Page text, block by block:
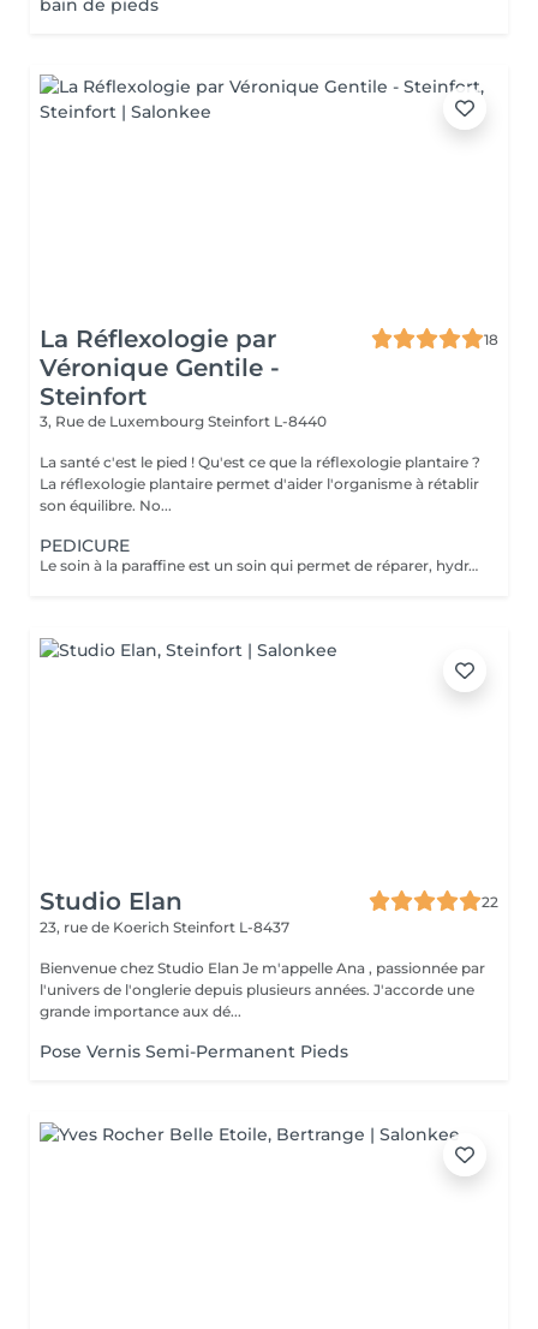
bain de pieds
La Réflexologie par
Véronique Gentile -
Steinfort
18
3, Rue de Luxembourg Steinfort L-8440
La santé c'est le pied ! Qu'est ce que la réflexologie plantaire ?
La réflexologie plantaire permet d'aider l'organisme à rétablir
son équilibre. No...
PEDICURE
Le soin à la paraffine est un soin qui permet de réparer, hydrater et adoucir les pieds déshydratés, abîmés et desséchés par les agressions extérieures.
Studio Elan
22
23, rue de Koerich Steinfort L-8437
Bienvenue chez Studio Elan Je m'appelle Ana , passionnée par
l'univers de l'onglerie depuis plusieurs années. J'accorde une
grande importance aux dé...
Pose Vernis Semi-Permanent Pieds